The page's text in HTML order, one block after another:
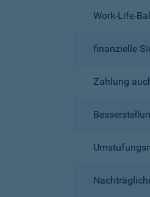
Work-Life-
finanzielle
Zahlung